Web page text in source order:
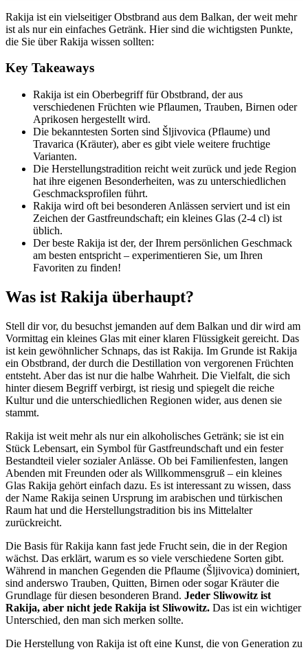
Rakija ist ein vielseitiger Obstbrand aus dem Balkan, der weit mehr
ist als nur ein einfaches Getränk. Hier sind die wichtigsten Punkte,
die Sie über Rakija wissen sollten:
Key Takeaways
Rakija ist ein Oberbegriff für Obstbrand, der aus
verschiedenen Früchten wie Pflaumen, Trauben, Birnen oder
Aprikosen hergestellt wird.
Die bekanntesten Sorten sind Šljivovica (Pflaume) und
Travarica (Kräuter), aber es gibt viele weitere fruchtige
Varianten.
Die Herstellungstradition reicht weit zurück und jede Region
hat ihre eigenen Besonderheiten, was zu unterschiedlichen
Geschmacksprofilen führt.
Rakija wird oft bei besonderen Anlässen serviert und ist ein
Zeichen der Gastfreundschaft; ein kleines Glas (2-4 cl) ist
üblich.
Der beste Rakija ist der, der Ihrem persönlichen Geschmack
am besten entspricht – experimentieren Sie, um Ihren
Favoriten zu finden!
Was ist Rakija überhaupt?
Stell dir vor, du besuchst jemanden auf dem Balkan und dir wird am
Vormittag ein kleines Glas mit einer klaren Flüssigkeit gereicht. Das
ist kein gewöhnlicher Schnaps, das ist Rakija. Im Grunde ist Rakija
ein Obstbrand, der durch die Destillation von vergorenen Früchten
entsteht. Aber das ist nur die halbe Wahrheit. Die Vielfalt, die sich
hinter diesem Begriff verbirgt, ist riesig und spiegelt die reiche
Kultur und die unterschiedlichen Regionen wider, aus denen sie
stammt.
Rakija ist weit mehr als nur ein alkoholisches Getränk; sie ist ein
Stück Lebensart, ein Symbol für Gastfreundschaft und ein fester
Bestandteil vieler sozialer Anlässe. Ob bei Familienfesten, langen
Abenden mit Freunden oder als Willkommensgruß – ein kleines
Glas Rakija gehört einfach dazu. Es ist interessant zu wissen, dass
der Name Rakija seinen Ursprung im arabischen und türkischen
Raum hat und die Herstellungstradition bis ins Mittelalter
zurückreicht.
Die Basis für Rakija kann fast jede Frucht sein, die in der Region
wächst. Das erklärt, warum es so viele verschiedene Sorten gibt.
Während in manchen Gegenden die Pflaume (Šljivovica) dominiert,
sind anderswo Trauben, Quitten, Birnen oder sogar Kräuter die
Grundlage für diesen besonderen Brand. Jeder Sliwowitz ist
Rakija, aber nicht jede Rakija ist Sliwowitz. Das ist ein wichtiger
Unterschied, den man sich merken sollte.
Die Herstellung von Rakija ist oft eine Kunst, die von Generation zu